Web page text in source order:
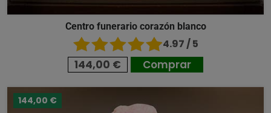
Centro funerario corazón blanco
4.97 / 5
144,00 € Comprar
144,00 €